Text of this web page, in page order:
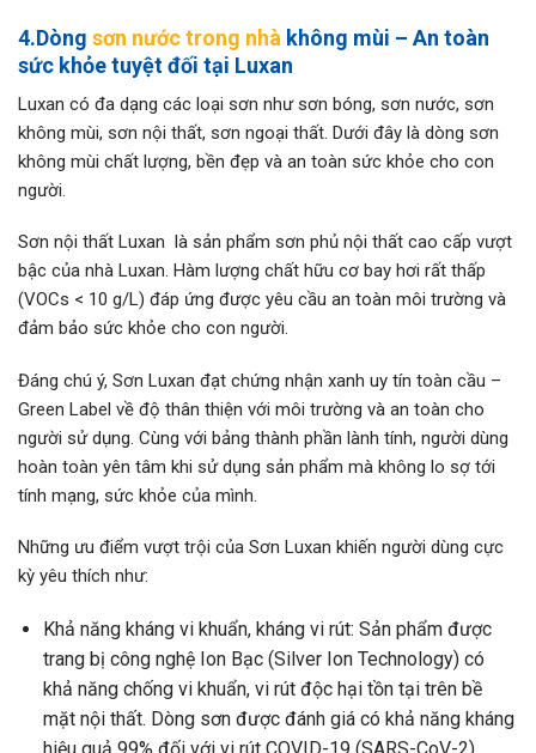
4.Dòng sơn nước trong nhà không mùi – An toàn
sức khỏe tuyệt đối tại Luxan
Luxan có đa dạng các loại sơn như sơn bóng, sơn nước, sơn
không mùi, sơn nội thất, sơn ngoại thất. Dưới đây là dòng sơn
không mùi chất lượng, bền đẹp và an toàn sức khỏe cho con
người.
Sơn nội thất Luxan là sản phẩm sơn phủ nội thất cao cấp vượt
bậc của nhà Luxan. Hàm lượng chất hữu cơ bay hơi rất thấp
(VOCs < 10 g/L) đáp ứng được yêu cầu an toàn môi trường và
đảm bảo sức khỏe cho con người.
Đáng chú ý, Sơn Luxan đạt chứng nhận xanh uy tín toàn cầu –
Green Label về độ thân thiện với môi trường và an toàn cho
người sử dụng. Cùng với bảng thành phần lành tính, người dùng
hoàn toàn yên tâm khi sử dụng sản phẩm mà không lo sợ tới
tính mạng, sức khỏe của mình.
Những ưu điểm vượt trội của Sơn Luxan khiến người dùng cực
kỳ yêu thích như:
Khả năng kháng vi khuẩn, kháng vi rút: Sản phẩm được
trang bị công nghệ Ion Bạc (Silver Ion Technology) có
khả năng chống vi khuẩn, vi rút độc hại tồn tại trên bề
mặt nội thất. Dòng sơn được đánh giá có khả năng kháng
hiệu quả 99% đối với vi rút COVID-19 (SARS-CoV-2).